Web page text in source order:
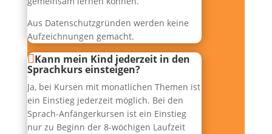
Aus Datenschutzgründen werden keine
Aufzeichnungen gemacht.
Kann mein Kind jederzeit in den
Sprachkurs einsteigen?
Ja, bei Kursen mit monatlichen Themen ist
ein Einstieg jederzeit möglich. Bei den
Sprach-Anfängerkursen ist ein Einstieg
nur zu Beginn der 8-wöchigen Laufzeit